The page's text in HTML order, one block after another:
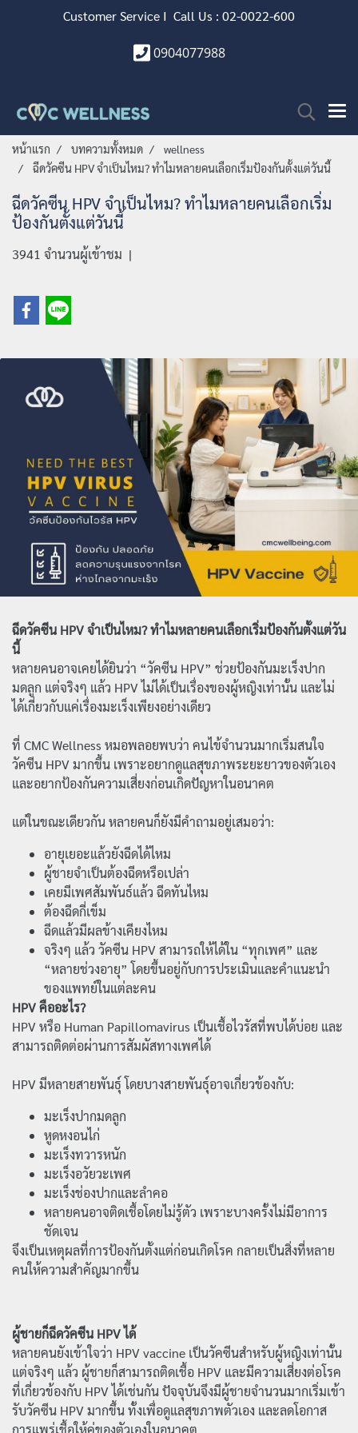
Customer Service I Call Us : 02-0022-600
0904077988
หน้าแรก บทความทั้งหมด
wellness
ฉีดวัคซีน HPV จำเป็นไหม? ทำไมหลายคนเลือกเริ่มป้องกันตั้งแต่วันนี้
ฉีดวัคซีน HPV จำเป็นไหม? ทำไมหลายคนเลือกเริ่ม
ป้องกันตั้งแต่วันนี้
3941 จำนวนผู้เข้าชม |
ฉีดวัคซีน HPV จำเป็นไหม?ทำไมหลายคนเลือกเริ่มป้องกันตั้งแต่วัน
นี้
หลายคนอาจเคยได้ยินว่า “วัคซีน HPV” ช่วยป้องกันมะเร็งปาก
มดลูก แต่จริงๆ แล้ว HPV ไม่ได้เป็นเรื่องของผู้หญิงเท่านั้น และไม่
ได้เกี่ยวกับแค่เรื่องมะเร็งเพียงอย่างเดียว
ที่ CMC Wellness หมอพลอยพบว่า คนไข้จำนวนมากเริ่มสนใจ
วัคซีน HPV มากขึ้น เพราะอยากดูแลสุขภาพระยะยาวของตัวเอง
และอยากป้องกันความเสี่ยงก่อนเกิดปัญหาในอนาคต
แต่ในขณะเดียวกัน หลายคนก็ยังมีคำถามอยู่เสมอว่า:
อายุเยอะแล้วยังฉีดได้ไหม
ผู้ชายจำเป็นต้องฉีดหรือเปล่า
เคยมีเพศสัมพันธ์แล้ว ฉีดทันไหม
ต้องฉีดกี่เข็ม
ฉีดแล้วมีผลข้างเคียงไหม
จริงๆ แล้ว วัคซีน HPV สามารถให้ได้ใน “ทุกเพศ” และ
“หลายช่วงอายุ” โดยขึ้นอยู่กับการประเมินและคำแนะนำ
ของแพทย์ในแต่ละคน
HPV คืออะไร?
HPV หรือ Human Papillomavirus เป็นเชื้อไวรัสที่พบได้บ่อย และ
สามารถติดต่อผ่านการสัมผัสทางเพศได้
HPV มีหลายสายพันธุ์ โดยบางสายพันธุ์อาจเกี่ยวข้องกับ:
มะเร็งปากมดลูก
หูดหงอนไก่
มะเร็งทวารหนัก
มะเร็งอวัยวะเพศ
มะเร็งช่องปากและลำคอ
หลายคนอาจติดเชื้อโดยไม่รู้ตัว เพราะบางครั้งไม่มีอาการ
ชัดเจน
จึงเป็นเหตุผลที่การป้องกันตั้งแต่ก่อนเกิดโรค กลายเป็นสิ่งที่หลาย
คนให้ความสำคัญมากขึ้น
ผู้ชายก็ฉีดวัคซีน HPV ได้
หลายคนยังเข้าใจว่า HPV vaccine เป็นวัคซีนสำหรับผู้หญิงเท่านั้น
แต่จริงๆ แล้ว ผู้ชายก็สามารถติดเชื้อ HPV และมีความเสี่ยงต่อโรค
ที่เกี่ยวข้องกับ HPV ได้เช่นกัน ปัจจุบันจึงมีผู้ชายจำนวนมากเริ่มเข้า
รับวัคซีน HPV มากขึ้น ทั้งเพื่อดูแลสุขภาพตัวเอง และลดโอกาส
การแพร่เชื้อให้คู่ของตัวเองในอนาคต